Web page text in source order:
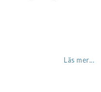
Läs mer...